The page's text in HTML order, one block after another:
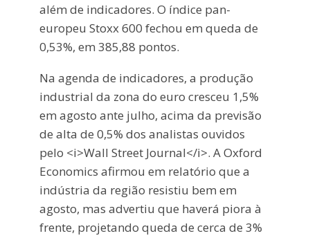
além de indicadores. O índice pan-
europeu Stoxx 600 fechou em queda de
0,53%, em 385,88 pontos.
Na agenda de indicadores, a produção
industrial da zona do euro cresceu 1,5%
em agosto ante julho, acima da previsão
de alta de 0,5% dos analistas ouvidos
pelo <i>Wall Street Journal</i>. A Oxford
Economics afirmou em relatório que a
indústria da região resistiu bem em
agosto, mas advertiu que haverá piora à
frente, projetando queda de cerca de 3%